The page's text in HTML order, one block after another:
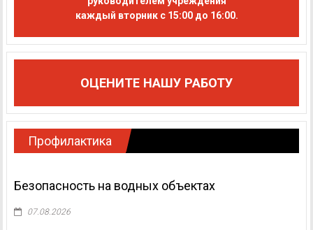
каждый вторник с 15:00 до 16:00.
ОЦЕНИТЕ НАШУ РАБОТУ
Профилактика
Безопасность на водных объектах
07.08.2026